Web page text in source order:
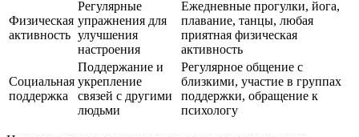
Физическая
активность
Регулярные
упражнения для
улучшения
настроения
Ежедневные прогулки, йога,
плавание, танцы, любая
приятная физическая
активность
Социальная
поддержка
Поддержание и
укрепление
связей с другими
людьми
Регулярное общение с
близкими, участие в группах
поддержки, обращение к
психологу